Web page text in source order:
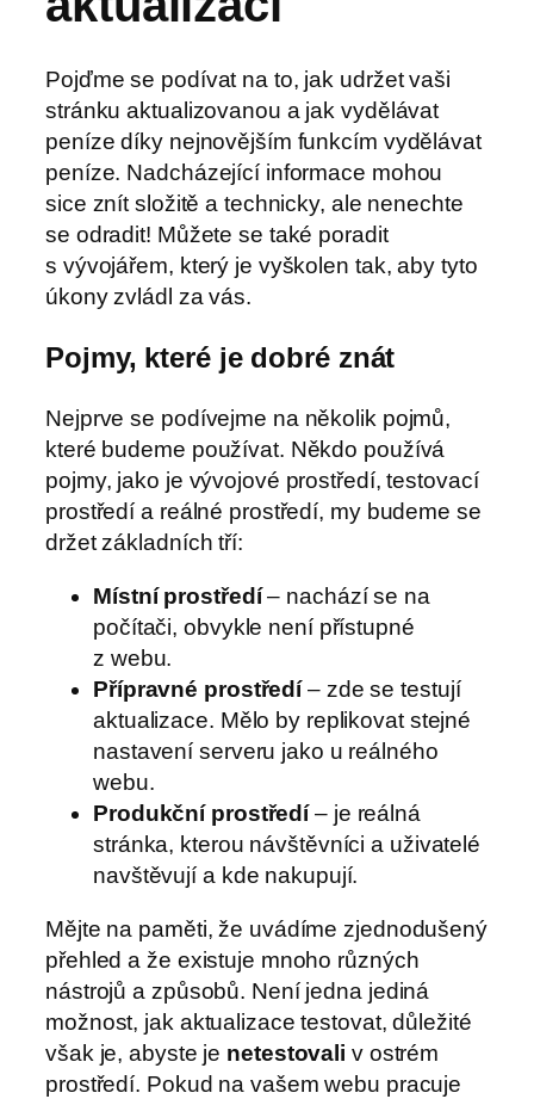
Pojďme se podívat na to, jak udržet vaši
stránku aktualizovanou a jak vydělávat
peníze díky nejnovějším funkcím vydělávat
peníze. Nadcházející informace mohou
sice znít složitě a technicky, ale nenechte
se odradit! Můžete se také poradit
s vývojářem, který je vyškolen tak, aby tyto
úkony zvládl za vás.
Pojmy, které je dobré znát
Nejprve se podívejme na několik pojmů,
které budeme používat. Někdo používá
pojmy, jako je vývojové prostředí, testovací
prostředí a reálné prostředí, my budeme se
držet základních tří:
Místní prostředí– nachází se na
počítači, obvykle není přístupné
z webu.
Přípravné prostředí– zde se testují
aktualizace. Mělo by replikovat stejné
nastavení serveru jako u reálného
webu.
Produkční prostředí– je reálná
stránka, kterou návštěvníci a uživatelé
navštěvují a kde nakupují.
Mějte na paměti, že uvádíme zjednodušený
přehled a že existuje mnoho různých
nástrojů a způsobů. Není jedna jediná
možnost, jak aktualizace testovat, důležité
však je, abyste je netestovali v ostrém
prostředí. Pokud na vašem webu pracuje